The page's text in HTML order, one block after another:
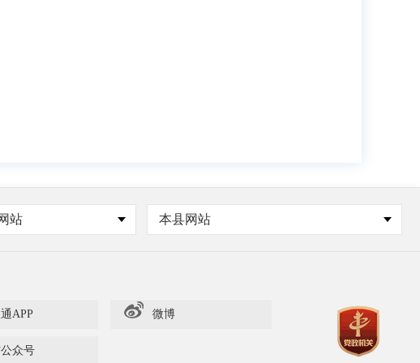
站 本县网站
APP 微博
众号